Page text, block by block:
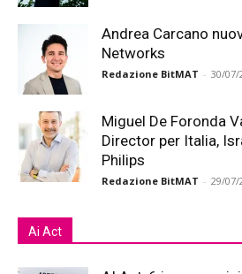
Andrea Carcano
Networks
Redazione BitMAT - 30/07/
Miguel De Foronda
Director per Italia,
Philips
Redazione BitMAT - 29/07/
Ai Act